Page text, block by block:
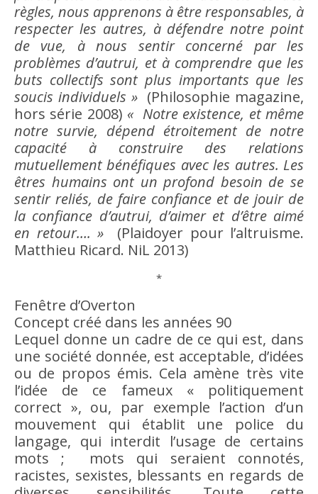
règles, nous apprenons à êtreresponsables, à
respecter les autres, à défendre notre point
de vue, à nous sentir concerné par les
problèmes d’autrui, et à comprendre que les
buts collectifs sont plus importants que les
soucis individuels » (Philosophie magazine,
hors série 2008) « Notre existence, et même
notre survie, dépend étroitement de notre
capacité à construire des relations
mutuellement bénéfiques avec les autres. Les
êtres humains ont un profond besoin de se
sentir reliés, de faire confiance et de jouir de
la confiance d’autrui, d’aimer et d’êtreaimé
en retour…. » (Plaidoyer pour l’altruisme.
Matthieu Ricard. NiL 2013)
*
Fenêtre d’Overton
Concept créé dans les années 90
Lequel donne un cadre de ce qui est, dans
une société donnée, est acceptable, d’idées
ou de propos émis. Cela amène très vite
l’idée de ce fameux « politiquement
correct », ou, par exemple l’action d’un
mouvement qui établit une police du
langage, qui interdit l’usage de certains
mots ; mots qui seraient connotés,
racistes, sexistes, blessants en regards de